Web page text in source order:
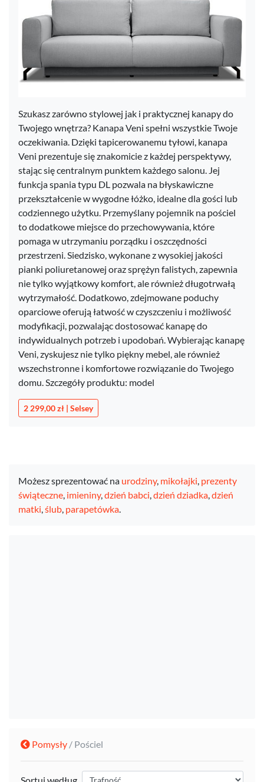
Szukasz zarówno stylowej jak i praktycznej kanapy do
Twojego wnętrza? Kanapa Veni spełni wszystkie Twoje
oczekiwania. Dzięki tapicerowanemu tyłowi, kanapa
Veni prezentuje się znakomicie z każdej perspektywy,
stając się centralnym punktem każdego salonu. Jej
funkcja spania typu DL pozwala na błyskawiczne
przekształcenie w wygodne łóżko, idealne dla gości lub
codziennego użytku. Przemyślany pojemnik na pościel
to dodatkowe miejsce do przechowywania, które
pomaga w utrzymaniu porządku i oszczędności
przestrzeni. Siedzisko, wykonane z wysokiej jakości
pianki poliuretanowej oraz sprężyn falistych, zapewnia
nie tylko wyjątkowy komfort, ale również długotrwałą
wytrzymałość. Dodatkowo, zdejmowane poduchy
oparciowe oferują łatwość w czyszczeniu i możliwość
modyfikacji, pozwalając dostosować kanapę do
indywidualnych potrzeb i upodobań. Wybierając kanapę
Veni, zyskujesz nie tylko piękny mebel, ale również
wszechstronne i komfortowe rozwiązanie do Twojego
domu. Szczegóły produktu: model
2 299,00 zł | Selsey
Możesz sprezentować na urodziny, mikołajki, prezenty
świąteczne, imieniny,dzień babci,dzień dziadka,dzień
matki,ślub, parapetówka.
Pomysły / Pościel
Sortuj według